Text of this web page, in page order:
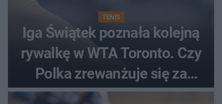
TENIS
Iga Świątek poznała kolejną
rywalkę w WTA Toronto. Czy
Polka zrewanżuje się za
ostatnią porażkę?